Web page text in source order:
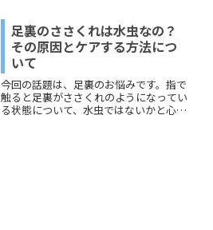
日酔いだけでもコントロールできないで
しょうか？二日酔いに伴う...
足裏のささくれは水虫なの？
その原因とケアする方法につ
いて
今回の話題は、足裏のお悩みです。指で
触ると足裏がささくれのようになってい
る状態について、水虫ではないかと心配